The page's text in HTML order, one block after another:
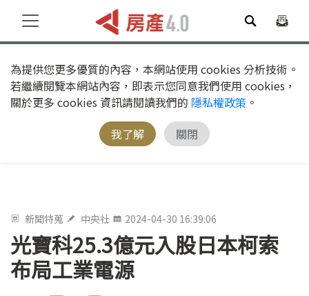
為提供您更多優質的內容，本網站使用 cookies 分析技術。
若繼續閱覽本網站內容，即表示您同意我們使用 cookies，
關於更多 cookies 資訊請閱讀我們的 隱私權政策 。
我了解
關閉
新聞特蒐 中央社 2024-04-30 16:39:06
光寶科25.3億元入股日本柯索
布局工業電源